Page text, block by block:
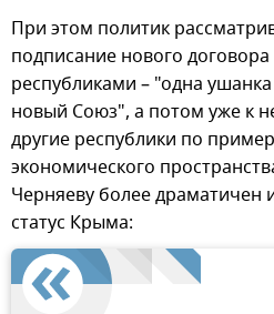
При этом политик
подписание нового договора
республиками – "одна
новый Союз", а потом уже к
другие республики по
экономического
Черняеву более драматичен
статус Крыма: